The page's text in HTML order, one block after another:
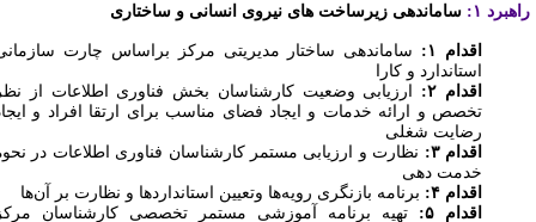
۱: ساماندهی زیرساخت های نیروی انسانی و ساختاری
اقدام ۱:
ساماندهی ساختار مدیریتی مرکز براساس چارت سازمانی
استاندارد و کارا
اقدام ۲:
ارزیابی وضعیت کارشناسان بخش فناوری اطلاعات از نظر
تخصص و ارائه خدمات و ایجاد فضای مناسب برای ارتقا افراد و ایجاد
رضایت شغلی
اقدام ۳:
نظارت و ارزیابی مستمر کارشناسان فناوری اطلاعات در نحوه
خدمت دهی
اقدام ۴:
برنامه بازنگری رویه‌ها وتعیین استانداردها و نظارت بر آن‌ها
اقدام ۵:
تهیه برنامه آموزشی مستمر تخصصی کارشناسان مرکز